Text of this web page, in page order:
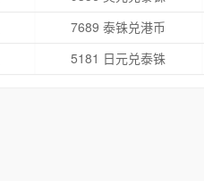
7689 泰铢兑港币
5181 日元兑泰铢